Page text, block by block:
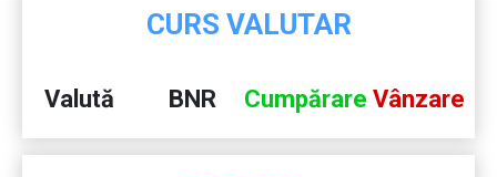
CURS VALUTAR
Valută BNR Cumpărare Vânzare